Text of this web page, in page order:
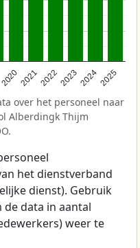
202020212022202320242025
over het personeel naar
Alberdingk Thijm
het dienstverband
dienst). Gebruik
data in aantal
weer te